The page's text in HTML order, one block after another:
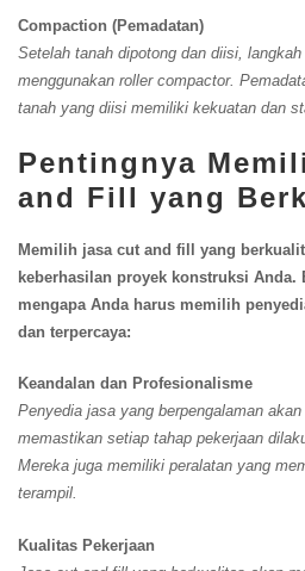
Compaction (Pemadatan)
Setelah tanah dipotong dan diisi,
menggunakan roller compactor.
tanah yang diisi memiliki kekuatan dan
Pentingnya
and Fill yang
Memilih jasa cut and fill yang
keberhasilan proyek konstruksi Anda.
mengapa Anda harus memilih
dan terpercaya:
Keandalan dan Profesionalisme
Penyedia jasa yang berpengalaman
memastikan setiap tahap pekerjaan
Mereka juga memiliki peralatan yang
terampil.
Kualitas Pekerjaan